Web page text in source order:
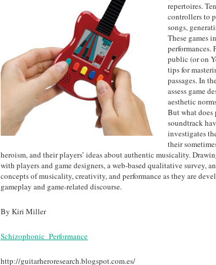
repertoires.
controllers to
songs,
These games
performances.
public (or on
tips for
passages. In
assess game
aesthetic
But what does
soundtrack
investigates
their
heroism, and their players’ ideas about authentic musicality.
with players and game designers, a web-based qualitative survey,
concepts of musicality, creativity, and performance as they are
gameplay and game-related discourse.
By Kiri Miller
Schizophonic_Performance
http://guitarheroresearch.blogspot.com.es/